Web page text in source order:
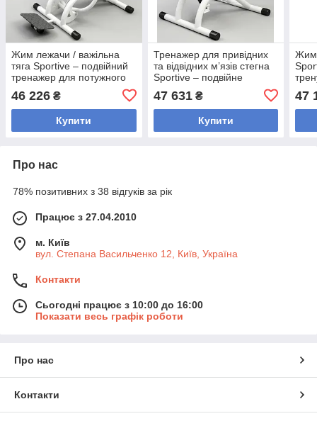
Жим лежачи / важільна
тяга Sportive – подвійний
тренажер для потужного
46 226 ₴
Купити
Тренажер для привідних
та відвідних м’язів стегна
Sportive – подвійне
ідеального тонусу ніг
47 631₴
Купити
Жим
47
Про нас
78% позитивних з 38 відгуків за рік
Працює з 27.04.2010
м. Київ
вул. Степана Васильченко 12, Київ, Україна
Контакти
Сьогодні працює з 10:00 до 16:00
Показати весь графік роботи
Про нас
Контакти